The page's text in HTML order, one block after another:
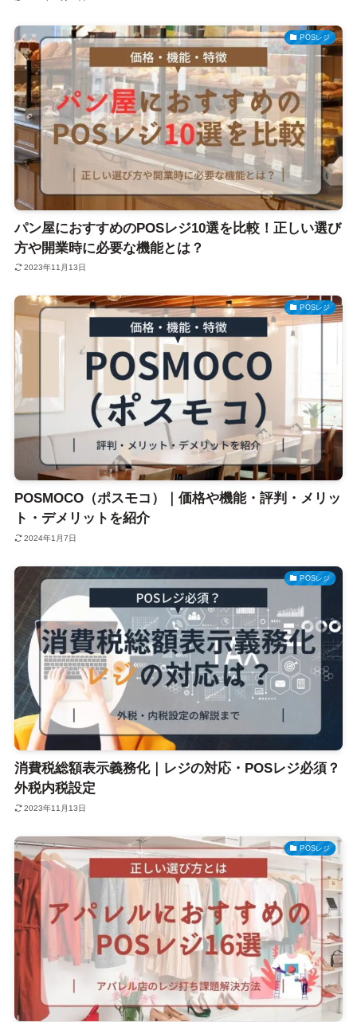
POSレジ
パン屋におすすめのPOSレジ10選を比較！正しい選び
方や開業時に必要な機能とは？
2023年11月13日
POSレジ
POSMOCO（ポスモコ）｜価格や機能・評判・メリッ
ト・デメリットを紹介
2024年1月7日
POSレジ
消費税総額表示義務化｜レジの対応・POSレジ必須？
外税内税設定
2023年11月13日
POSレジ